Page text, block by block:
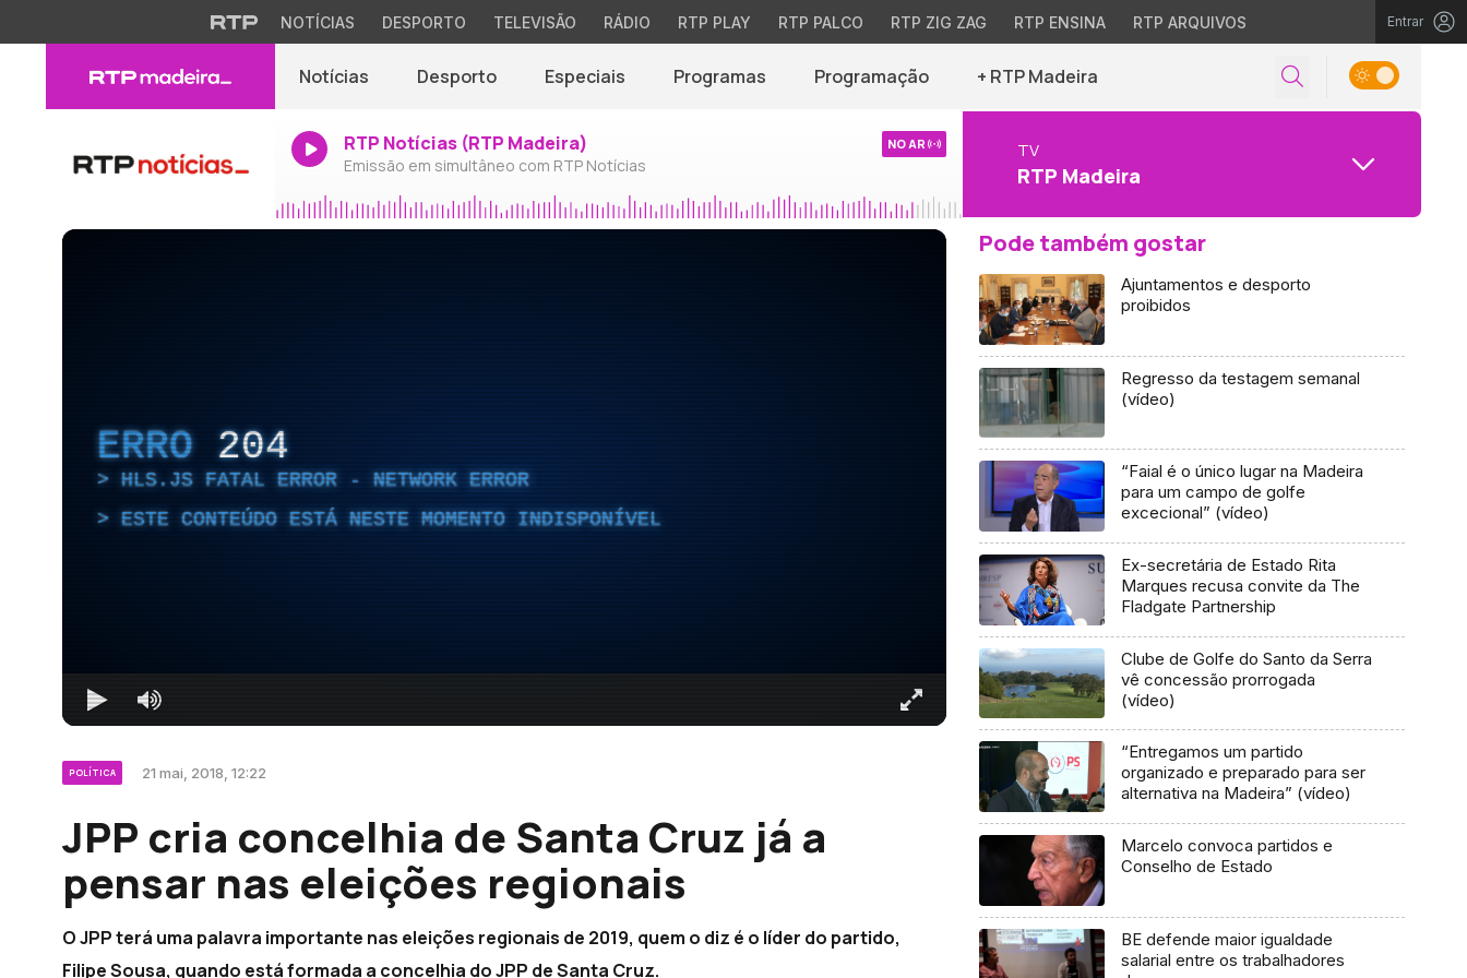
NOTÍCIAS DESPORTO TELEVISÃO RÁDIO RTP PLAY RTP PALCO RTP ZIG ZAG RTP ENSINA RTP ARQUIVOS Entrar
Notícias Desporto Especiais Programas Programação + RTP Madeira
RTP Notícias (RTP Madeira)
Emissão em simultâneo com RTP Notícias
NO AR TV
RTP Madeira
ERRO 204
HLS.JS FATAL ERROR - NETWORK ERROR
ESTE CONTEÚDO ESTÁ NESTE MOMENTO INDISPONÍVEL
POLÍTICA 21 mai, 2018, 12:22
JPP cria concelhia de Santa Cruz já a
pensar nas eleições regionais
O JPP terá uma palavra importante nas eleições regionais de 2019, quem o diz é o líder do partido,
Filipe Sousa, quando está formada a concelhia do JPP de Santa Cruz.
Pode também gostar
Ajuntamentos e desporto
proibidos
Regresso da testagem semanal
(vídeo)
“Faial é o único lugar na Madeira
para um campo de golfe
excecional” (vídeo)
Ex-secretária de Estado Rita
Marques recusa convite da The
Fladgate Partnership
Clube de Golfe do Santo da Serra
vê concessão prorrogada
(vídeo)
“Entregamos um partido
organizado e preparado para ser
alternativa na Madeira” (vídeo)
Marcelo convoca partidos e
Conselho de Estado
BE defende maior igualdade
salarial entre os trabalhadores